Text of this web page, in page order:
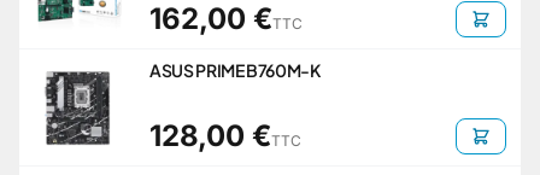
162,00 €TTC
ASUS PRIME B760M-K
128,00 €TTC